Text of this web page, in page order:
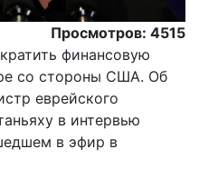
Просмотров: 4515
финансовую
со стороны США. Об
еврейского
в интервью
в эфир в